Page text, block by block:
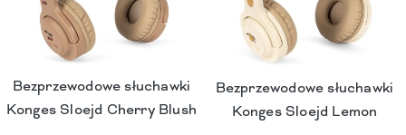
Bezprzewodowe słuchawki
Konges Sloejd Cherry Blush
Bezprzewodowe słuchawki
Konges Sloejd Lemon